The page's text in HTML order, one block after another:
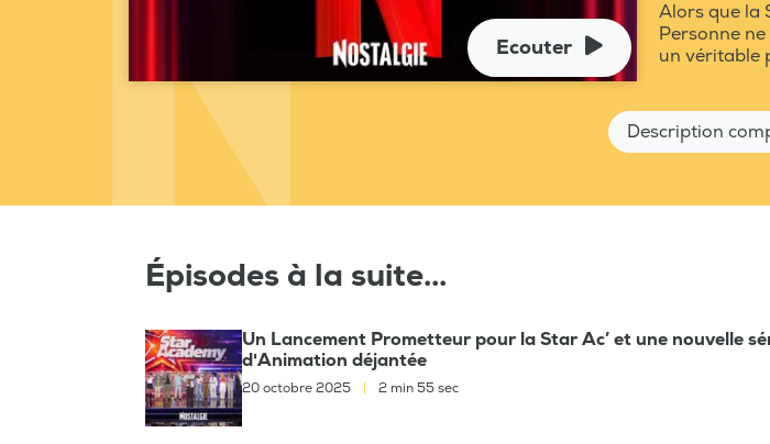
Ecouter
Alors que la
Personne
un véritable
Description
Épisodes à la suite...
Un Lancement Prometteur pour la Star Ac’ et une nouvelle
d'Animation déjantée
20 octobre 2025 2 min 55 sec